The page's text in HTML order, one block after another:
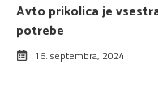
Avto prikolica je
potrebe
16. septembra, 2024